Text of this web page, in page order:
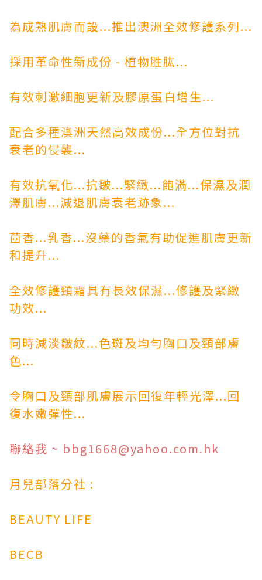
為成熟肌膚而設...推出澳洲全效修護系列...
採用革命性新成份 - 植物胜肱...
有效刺激細胞更新及膠原蛋白增生...
配合多種澳洲天然高效成份...全方位對抗
衰老的侵襲...
有效抗氧化...抗皺...緊緻...飽滿...保濕及潤
澤肌膚...減退肌膚衰老跡象...
茴香...乳香...沒藥的香氣有助促進肌膚更新
和提升...
全效修護頸霜具有長效保濕...修護及緊緻
功效...
同時減淡皺紋...色斑及均勻胸口及頸部膚
色...
令胸口及頸部肌膚展示回復年輕光澤...回
復水嫩彈性...
聯絡我 ~ bbg1668@yahoo.com.hk
月兒部落分社 :
BEAUTY LIFE
BECB